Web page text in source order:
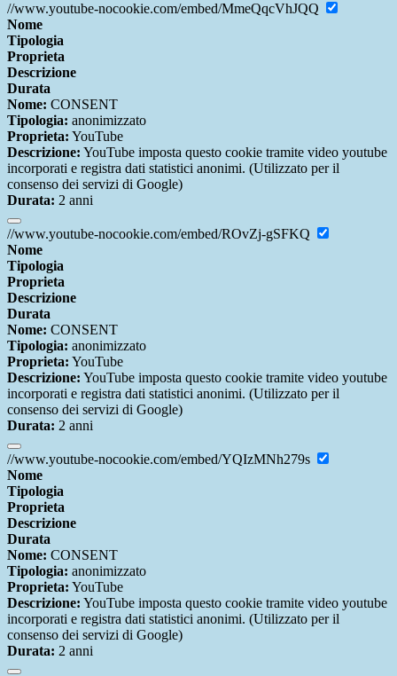
//www.youtube-nocookie.com/embed/MmeQqcVhJQQ
Nome
Tipologia
Proprieta
Descrizione
Durata
Nome: CONSENT
Tipologia: anonimizzato
Proprieta: YouTube
Descrizione: YouTube imposta questo cookie tramite video youtube
incorporati e registra dati statistici anonimi. (Utilizzato per il
consenso dei servizi di Google)
Durata: 2 anni
//www.youtube-nocookie.com/embed/ROvZj-gSFKQ
Nome
Tipologia
Proprieta
Descrizione
Durata
Nome: CONSENT
Tipologia: anonimizzato
Proprieta: YouTube
Descrizione: YouTube imposta questo cookie tramite video youtube
incorporati e registra dati statistici anonimi. (Utilizzato per il
consenso dei servizi di Google)
Durata: 2 anni
//www.youtube-nocookie.com/embed/YQIzMNh279s
Nome
Tipologia
Proprieta
Descrizione
Durata
Nome: CONSENT
Tipologia: anonimizzato
Proprieta: YouTube
Descrizione: YouTube imposta questo cookie tramite video youtube
incorporati e registra dati statistici anonimi. (Utilizzato per il
consenso dei servizi di Google)
Durata: 2 anni